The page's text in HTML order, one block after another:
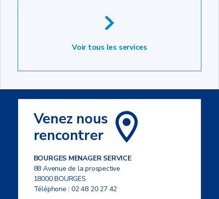
Voir tous les services
Venez nous
rencontrer
BOURGES MENAGER SERVICE
88 Avenue de la prospective
18000 BOURGES
Téléphone :02 48 20 27 42